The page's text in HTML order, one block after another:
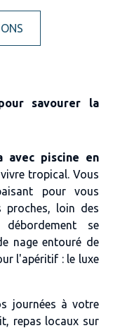
savourer la
avec piscine en
tropical. Vous
pour vous
proches, loin des
se
nage entouré de
l'apéritif : le luxe
journées à votre
repas locaux sur